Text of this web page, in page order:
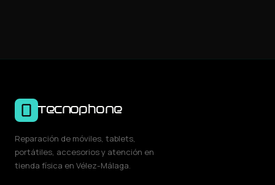
Tecnophone
Reparación de móviles, tablets,
portátiles, accesorios y atención en
tienda física en Vélez-Málaga.